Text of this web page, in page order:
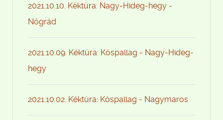
2021.10.10. Kéktúra: Nagy-Hideg-hegy -
Nógrád
2021.10.09. Kéktúra: Kóspallag - Nagy-Hideg-
hegy
2021.10.02. Kéktúra: Kóspallag - Nagymaros